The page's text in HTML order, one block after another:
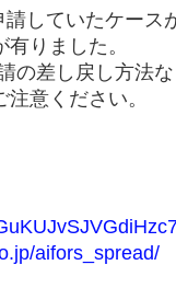
していたケース
りました。
し戻し方法な
注意ください。
aifors_spread/